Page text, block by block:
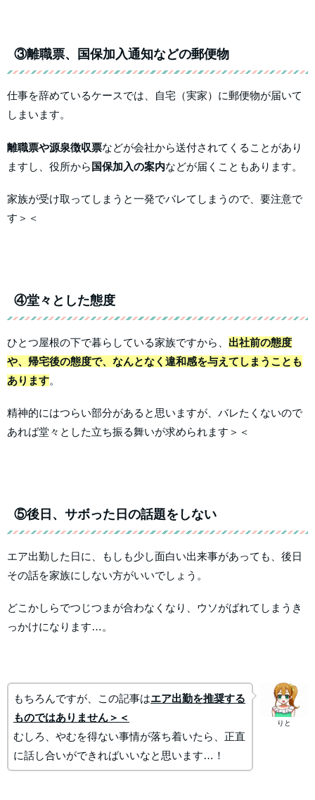
③離職票、国保加入通知などの郵便物
仕事を辞めているケースでは、自宅（実家）に郵便物が届いて
しまいます。
離職票や源泉徴収票などが会社から送付されてくることがあり
ますし、役所から 国保加入の案内などが届くこともあります。
家族が受け取ってしまうと一発でバレてしまうので、要注意で
す＞＜
④堂々とした態度
ひとつ屋根の下で暮らしている家族ですから、 出社前の態度
や、帰宅後の態度で、なんとなく違和感を与えてしまうことも
あります。
精神的にはつらい部分があると思いますが、バレたくないので
あれば堂々とした立ち振る舞いが求められます＞＜
⑤後日、サボった日の話題をしない
エア出勤した日に、もしも少し面白い出来事があっても、後日
その話を家族にしない方がいいでしょう。
どこかしらでつじつまが合わなくなり、ウソがばれてしまうき
っかけになります…。
りと
もちろんですが、この記事はエア出勤を推奨する
ものではありません＞＜
むしろ、やむを得ない事情が落ち着いたら、正直
に話し合いができればいいなと思います…！